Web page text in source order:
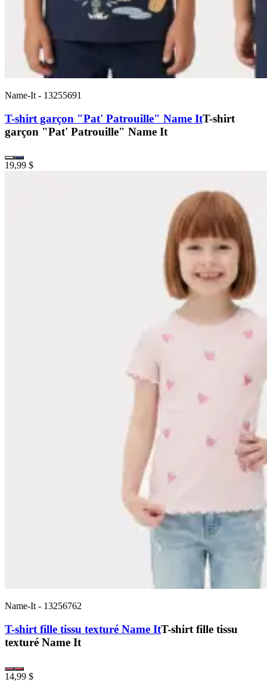
Name-It - 13255691
T-shirt garçon "Pat' Patrouille" Name ItT-shirt
garçon "Pat' Patrouille" Name It
19,99 $
Name-It - 13256762
T-shirt fille tissu texturé Name ItT-shirt fille tissu
texturé Name It
14,99 $